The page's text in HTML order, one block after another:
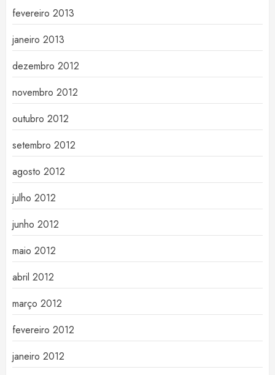
fevereiro 2013
janeiro 2013
dezembro 2012
novembro 2012
outubro 2012
setembro 2012
agosto 2012
julho 2012
junho 2012
maio 2012
abril 2012
março 2012
fevereiro 2012
janeiro 2012